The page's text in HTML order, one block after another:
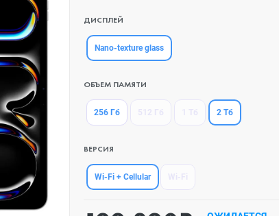
ДИСПЛЕЙ
Nano-texture glass
ОБЪЕМ ПАМЯТИ
256 Гб 2 Тб
ВЕРСИЯ
Wi-Fi + Cellular